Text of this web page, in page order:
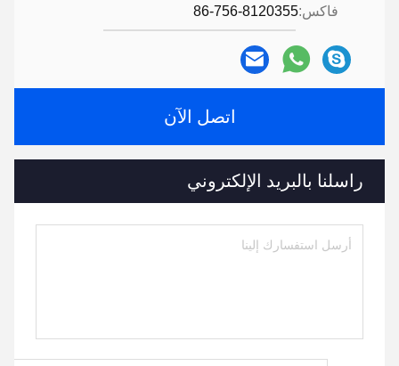
فاكس:86-756-8120355
اتصل الآن
راسلنا بالبريد الإلكتروني